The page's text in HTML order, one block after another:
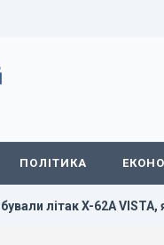
ПОЛІТИКА
X-62A VISTA, який